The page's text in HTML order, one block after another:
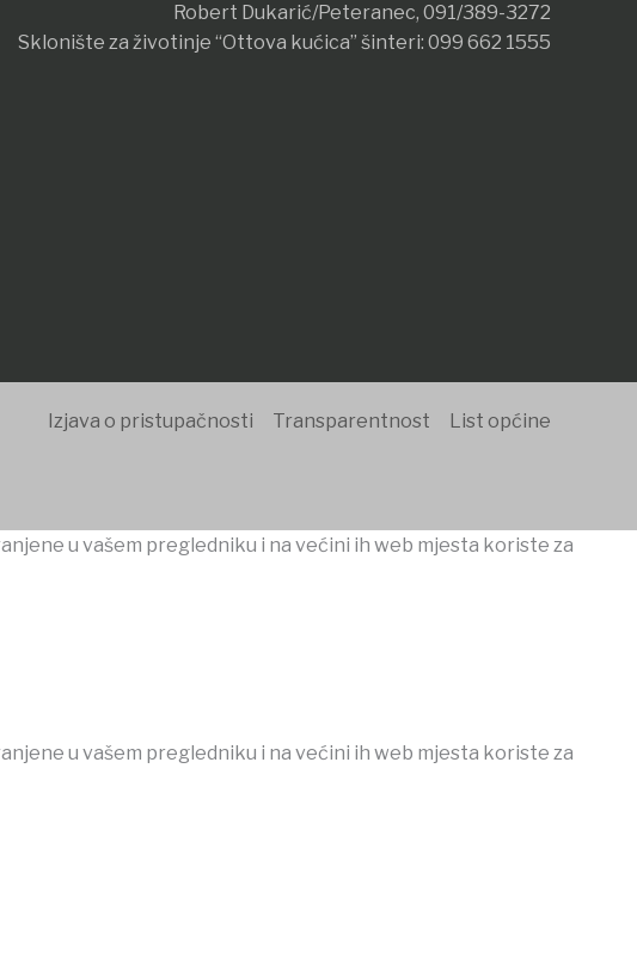
Robert Dukarić/Peteranec, 091/389-3272
Sklonište za životinje “Ottova kućica” šinteri: 099 662 1555
Izjava o pristupačnosti Transparentnost List općine
u vašem pregledniku i na većini ih web mjesta koriste za
u vašem pregledniku i na većini ih web mjesta koriste za